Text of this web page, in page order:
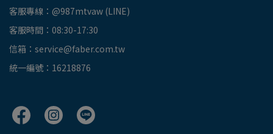
客服專線：@987mtvaw (LINE)
客服時間：08:30-17:30
信箱：service@faber.com.tw
統一編號：16218876